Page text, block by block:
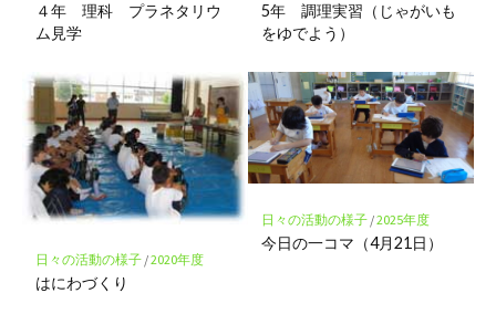
４年 理科 プラネタリウ
ム見学
5年 調理実習（じゃがいも
をゆでよう）
日々の活動の様子/2020年度
はにわづくり
日々の活動の様子/2025年度
今日の一コマ（4月21日）